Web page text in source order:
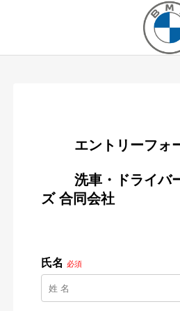
エントリーフ
ズ 合同会社
氏名 必須